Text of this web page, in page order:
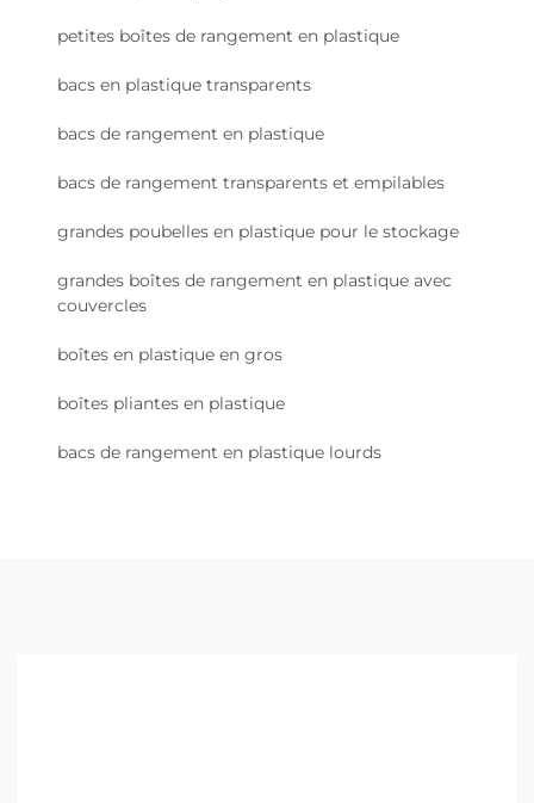
petites boîtes de rangement en plastique
bacs en plastique transparents
bacs de rangement en plastique
bacs de rangement transparents et empilables
grandes poubelles en plastique pour le stockage
grandes boîtes de rangement en plastique avec
couvercles
boîtes en plastique en gros
boîtes pliantes en plastique
bacs de rangement en plastique lourds